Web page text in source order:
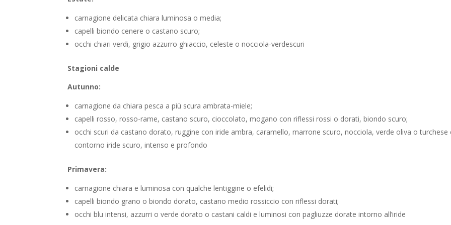
carnagione delicata chiara luminosa o media;
capelli biondo cenere o castano scuro;
occhi chiari verdi, grigio azzurro ghiaccio, celeste o nocciola-verdescuri
Stagioni calde
Autunno:
carnagione da chiara pesca a più scura ambrata-miele;
capelli rosso, rosso-rame, castano scuro, cioccolato, mogano con riflessi rossi o dorati, biondo scuro;
occhi scuri da castano dorato, ruggine con iride ambra, caramello, marrone scuro, nocciola, verde oliva o turchese
contorno iride scuro, intenso e profondo
Primavera:
carnagione chiara e luminosa con qualche lentiggine o efelidi;
capelli biondo grano o biondo dorato, castano medio rossiccio con riflessi dorati;
occhi blu intensi, azzurri o verde dorato o castani caldi e luminosi con pagliuzze dorate intorno all’iride